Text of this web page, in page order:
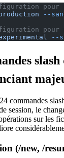
--
--
slash
commandes
session, le
sur les
(/new, /